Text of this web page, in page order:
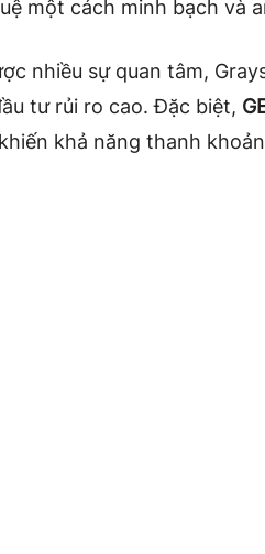
một cách minh bạch và
nhiều sự quan tâm,
tư rủi ro cao. Đặc biệt,
khả năng thanh